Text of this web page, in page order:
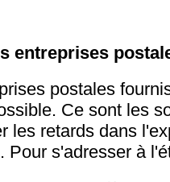
entreprises
postales
Ce sont les
les retards dans
Pour s'adresser à